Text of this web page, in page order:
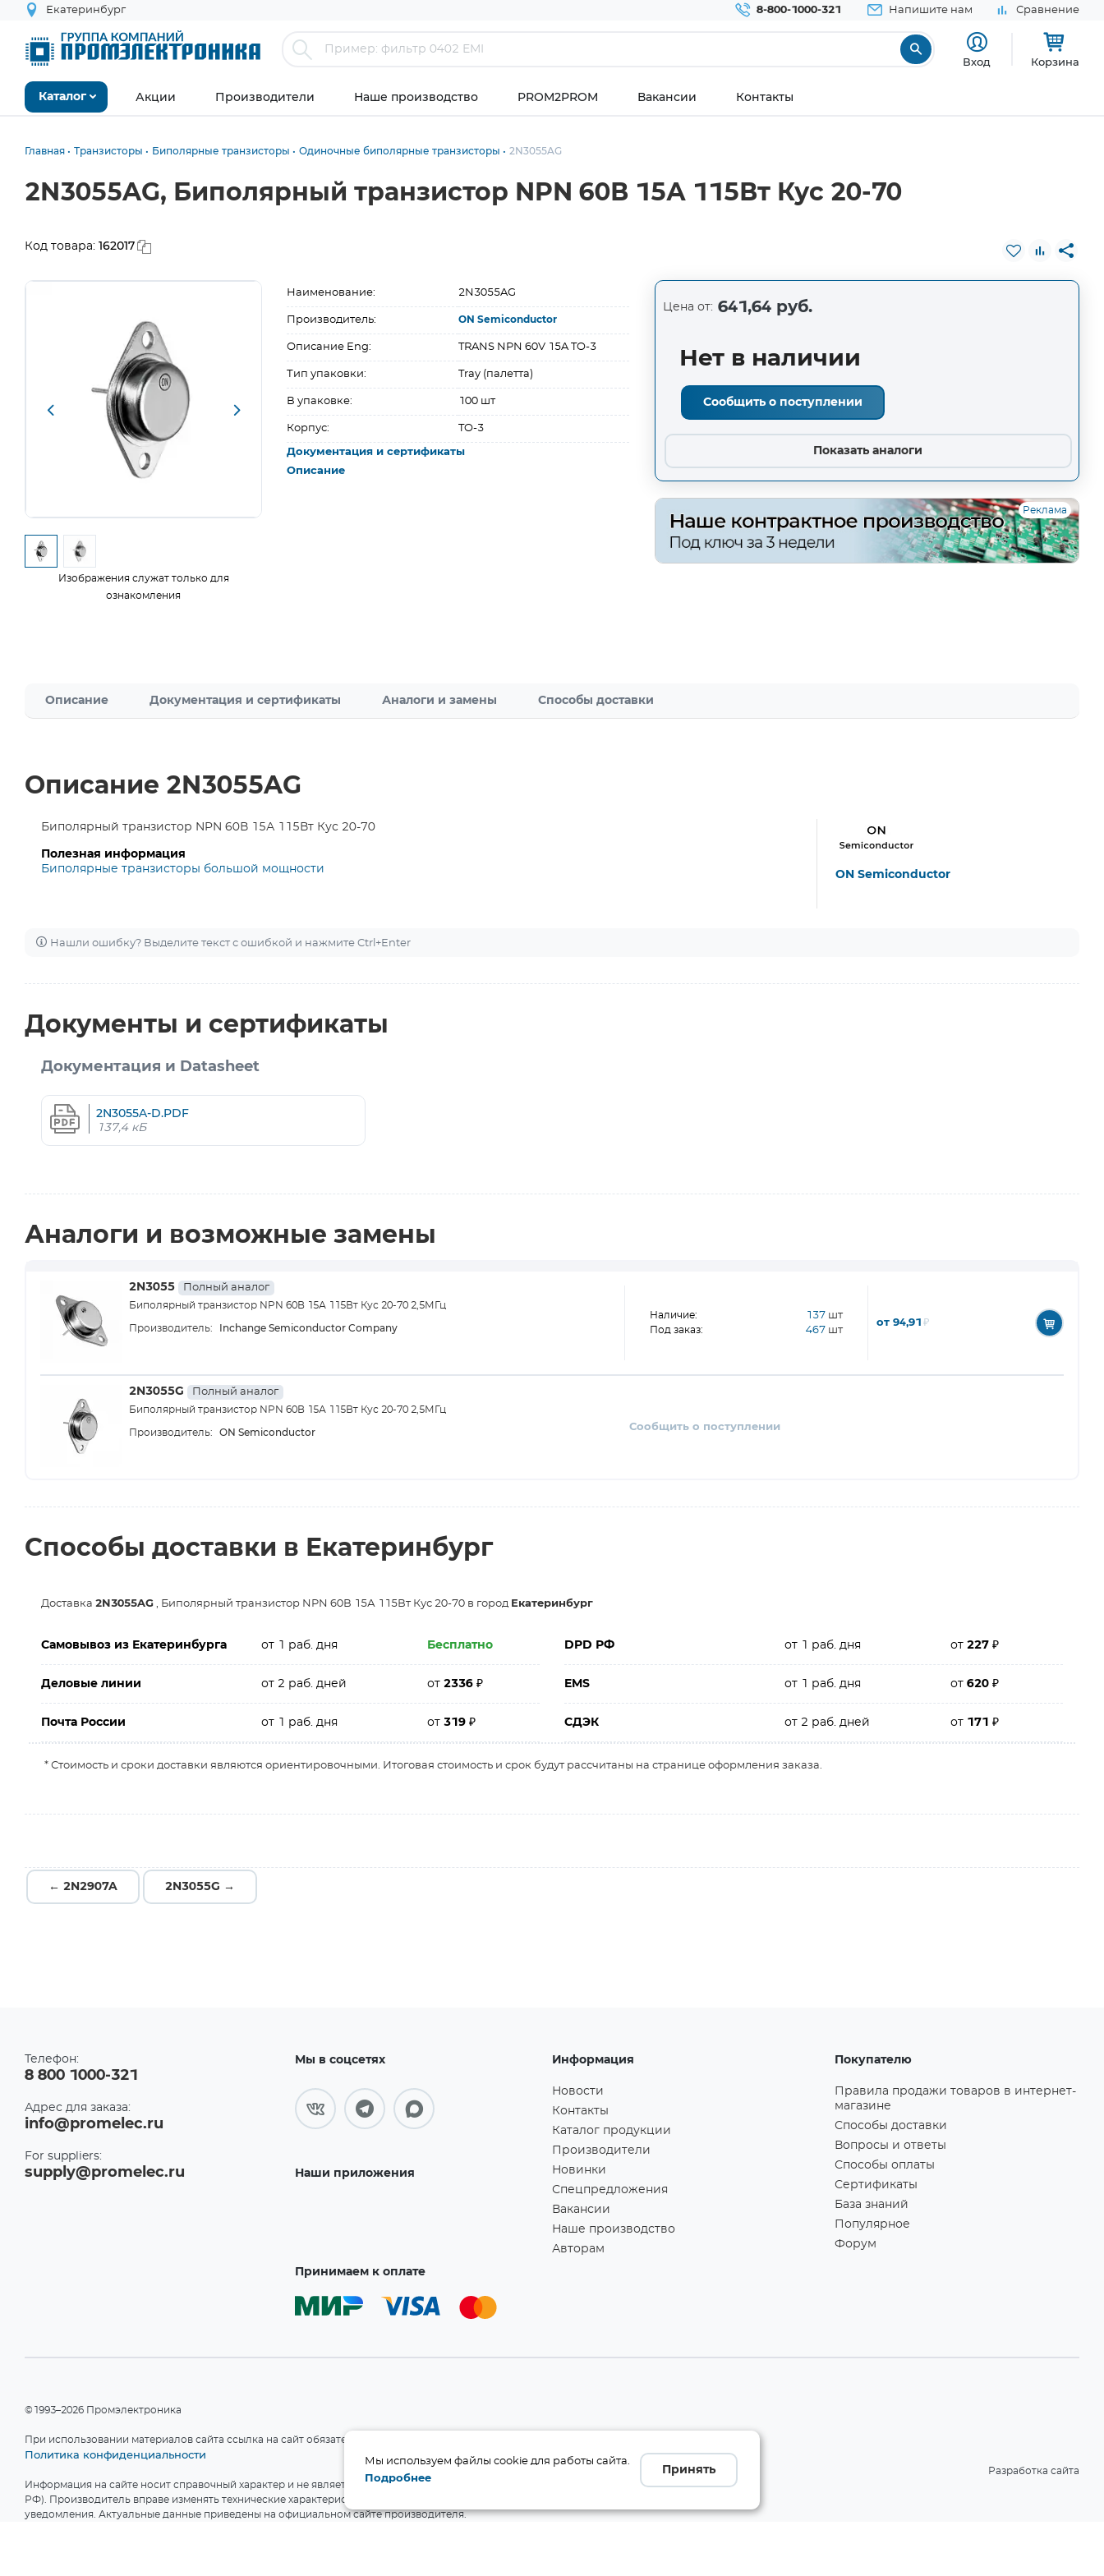
Екатеринбург 8-800-1000-321 Напишите нам Сравнение
Вход Корзина
Каталог Акции Производители Наше производство PROM2PROM Вакансии Контакты
Главная Транзисторы Биполярные транзисторы Одиночные биполярные транзисторы 2N3055AG
2N3055AG, Биполярный транзистор NPN 60В 15А 115Вт Кус 20-70
Код товара: 162017
Изображения служат только для
ознакомления
Наименование: 2N3055AG
Производитель: ON Semiconductor
Описание Eng: TRANS NPN 60V 15A TO-3
Тип упаковки: Tray (палетта)
В упаковке: 100 шт
Корпус: TO-3
Документация и сертификаты
Описание
Цена от: 641,64 руб.
Нет в наличии
Сообщить о поступлении
Показать аналоги
Реклама
Описание Документация и сертификаты Аналоги и замены Способы доставки
Описание 2N3055AG
Биполярный транзистор NPN 60В 15А 115Вт Кус 20-70
Полезная информация
Биполярные транзисторы большой мощности
ON Semiconductor
Нашли ошибку? Выделите текст с ошибкой и нажмите Ctrl+Enter
Документы и сертификаты
Документация и Datasheet
2N3055A-D.PDF
137,4 кБ
Аналоги и возможные замены
2N3055 Полный аналог
Биполярный транзистор NPN 60В 15А 115Вт Кус 20-70 2,5МГц
Производитель: Inchange Semiconductor Company
Наличие: 137 шт
Под заказ: 467 шт
от 94,91 ₽
2N3055G Полный аналог
Биполярный транзистор NPN 60В 15А 115Вт Кус 20-70 2,5МГц
Производитель: ON Semiconductor Сообщить о поступлении
Способы доставки в Екатеринбург
Доставка 2N3055AG , Биполярный транзистор NPN 60В 15А 115Вт Кус 20-70 в город Екатеринбург
Самовывоз из Екатеринбурга от 1 раб. дня Бесплатно DPD РФ от 1 раб. дня от227₽
Деловые линии от 2 раб. дней от2336₽ EMS от 1 раб. дня от620₽
Почта России от 1 раб. дня от319₽ СДЭК от 2 раб. дней от 171₽
* Стоимость и сроки доставки являются ориентировочными. Итоговая стоимость и срок будут рассчитаны на странице оформления заказа.
← 2N2907A 2N3055G →
Телефон:
8 800 1000-321
Адрес для заказа:
info@promelec.ru
For suppliers:
supply@promelec.ru
Мы в соцсетях
Наши приложения
Принимаем к оплате
Информация
Новости
Контакты
Каталог продукции
Производители
Новинки
Спецпредложения
Вакансии
Наше производство
Авторам
Покупателю
Правила продажи товаров в интернет-
магазине
Способы доставки
Вопросы и ответы
Способы оплаты
Сертификаты
База знаний
Популярное
Форум
©1993–2026 Промэлектроника
При использовании материалов сайта ссылка на сайт обязательна!
Политика конфиденциальности
Информация на сайте носит справочный характер и не является публичной офертой (ст. 437 ГК
РФ). Производитель вправе изменять технические характеристики и комплект поставки без
уведомления. Актуальные данные приведены на официальном сайте производителя.
Разработка сайта
Мы используем файлы cookie для работы сайта.
Подробнее
Принять